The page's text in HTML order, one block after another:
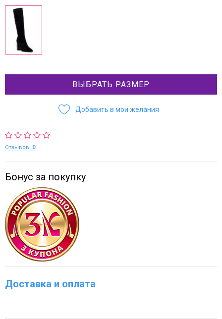
ВЫБРАТЬ РАЗМЕР
Добавить в мои желания
Отзывов: 0
Бонус за покупку
Доставка и оплата